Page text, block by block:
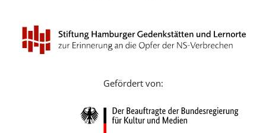
Português
Русский
Gefördert von: